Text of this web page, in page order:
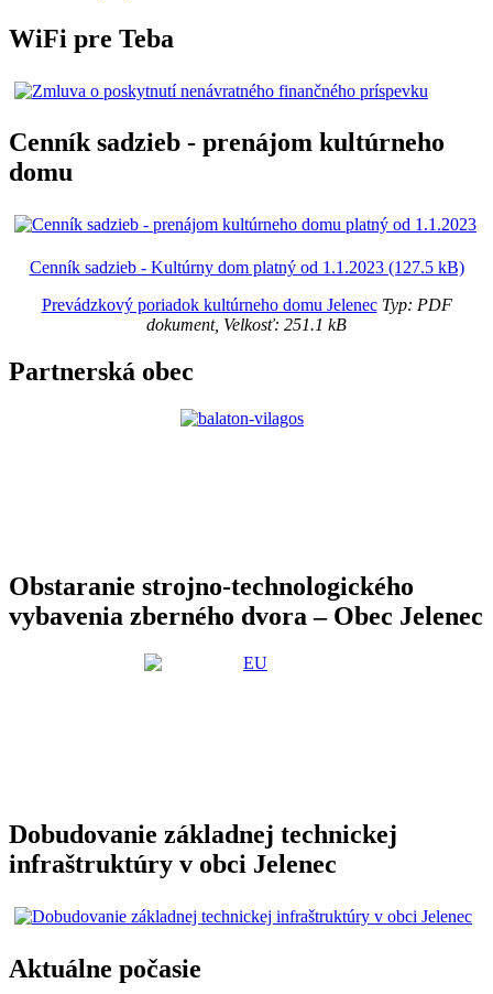
WiFi pre Teba
Cenník sadzieb - prenájom kultúrneho
domu
Cenník sadzieb - Kultúrny dom platný od 1.1.2023 (127.5 kB)
Prevádzkový poriadok kultúrneho domu JelenecTyp: PDF
dokument, Velkosť: 251.1 kB
Partnerská obec
Obstaranie strojno-technologického
vybavenia zberného dvora – Obec Jelenec
Dobudovanie základnej technickej
infraštruktúry v obci Jelenec
Aktuálne počasie